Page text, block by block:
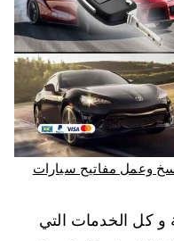
السيارات اليابانية 98080146‬ نسخ وعمل مفاتيح سيارات
و كل الخدمات التي